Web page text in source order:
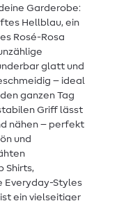
Garderobe:
Hellblau, ein
Rosé-Rosa
glatt und
– ideal
ganzen Tag
Griff lässt
nähen – perfekt
und
Shirts,
Everyday-Styles
ein vielseitiger